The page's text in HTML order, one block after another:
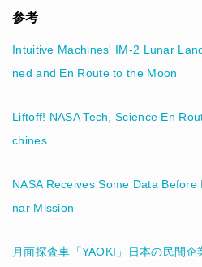
参考
Intuitive Machines' IM-2 Lunar
ned and En Route to the Moon
Liftoff! NASA Tech, Science En
chines
NASA Receives Some Data
nar Mission
月面探査車「YAOKI」日本の民間